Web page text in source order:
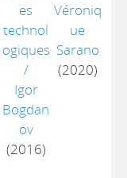
es
technol
ogiques
/
Igor
Bogdan
ov
(2016)
Véroniq
ue
Sarano
(2020)